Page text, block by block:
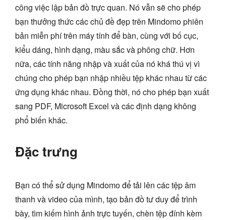
công việc lập bản đồ trực quan. Nó vẫn sẽ cho phép
bạn thưởng thức các chủ đề đẹp trên Mindomo phiên
bản miễn phí trên máy tính để bàn, cùng với bố cục,
kiểu dáng, hình dạng, màu sắc và phông chữ. Hơn
nữa, các tính năng nhập và xuất của nó khá thú vị vì
chúng cho phép bạn nhập nhiều tệp khác nhau từ các
ứng dụng khác nhau. Đồng thời, nó cho phép bạn xuất
sang PDF, Microsoft Excel và các định dạng không
phổ biến khác.
Đặc trưng
Bạn có thể sử dụng Mindomo để tải lên các tệp âm
thanh và video của mình, tạo bản đồ tư duy để trình
bày, tìm kiếm hình ảnh trực tuyến, chèn tệp đính kèm